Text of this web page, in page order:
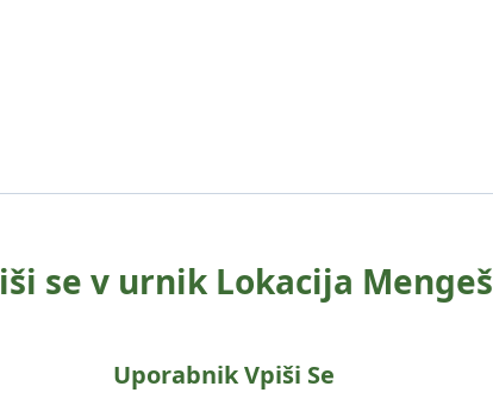
se v urnik Lokacija Mengeš
Uporabnik Vpiši Se